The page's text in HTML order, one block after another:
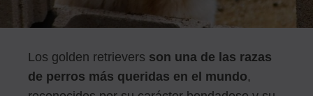
Los golden retrievers son una de las razas
de perros más queridas en el mundo,